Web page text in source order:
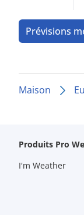
Prévisions
Maison
Produits Pro
I'm Weather